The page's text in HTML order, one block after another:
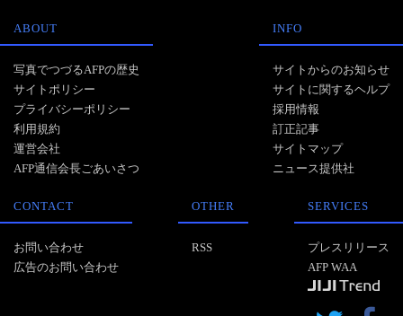
ABOUT
写真でつづるAFPの歴史
サイトポリシー
プライバシーポリシー
利用規約
運営会社
AFP通信会長ごあいさつ
INFO
サイトからのお知らせ
サイトに関するヘルプ
採用情報
訂正記事
サイトマップ
ニュース提供社
CONTACT
お問い合わせ
広告のお問い合わせ
OTHER
RSS
SERVICES
プレスリリース
AFP WAA